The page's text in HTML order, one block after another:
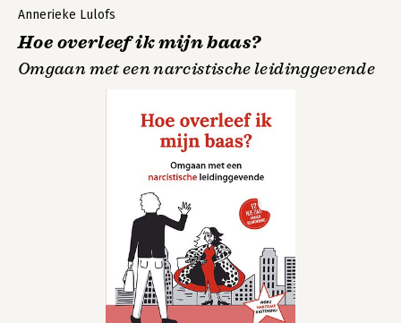
Annerieke Lulofs
Hoe overleef ik mijn baas?
Omgaan met een narcistische leidinggevende